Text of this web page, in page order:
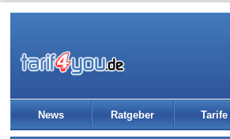
News Ratgeber Tarife